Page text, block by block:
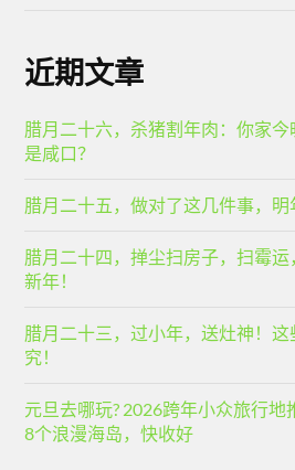
近期文章
腊月二十六，杀猪割年肉：你家
是咸口？
腊月二十五，做对了这几件事，明
腊月二十四，掸尘扫房子，扫霉
新年！
腊月二十三，过小年，送灶神！
究！
元旦去哪玩? 2026跨年小众旅行
8个浪漫海岛，快收好